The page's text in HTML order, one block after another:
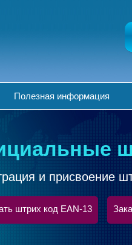
Полезная информация
и присвоение
штрих код EAN-13